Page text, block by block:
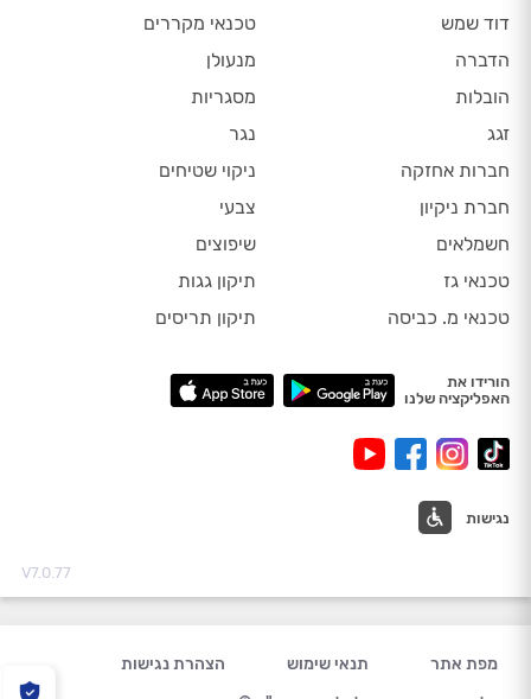
דוד שמש
הדברה
הובלות
זגג
חברות אחזקה
חברת ניקיון
חשמלאים
טכנאי גז
טכנאי מ. כביסה
טכנאי מקררים
מנעולן
מסגריות
נגר
ניקוי שטיחים
צבעי
שיפוצים
תיקון גגות
תיקון תריסים
הורידו את
האפליקציה שלנו
נגישות
V7.0.77
מפת אתר תנאי שימוש
הצהרת נגישות